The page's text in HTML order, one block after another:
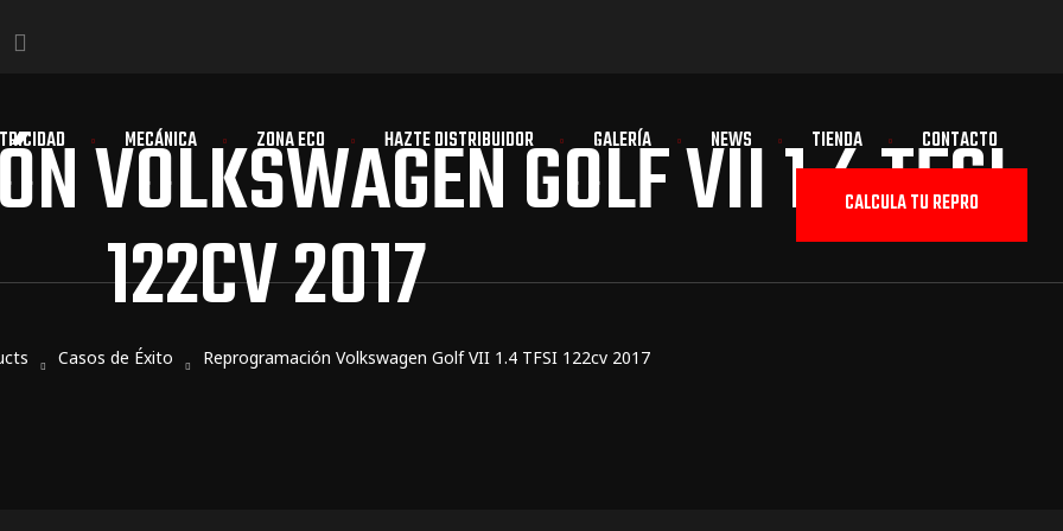
MECÁNICA ZONA ECO HAZTE DISTRIBUIDOR GALERÍA NEWS TIENDA CONTACTO
CALCULA TU REPRO
VOLKSWAGEN GOLF VII 1.4 TFSI
122CV 2017
Casos de Éxito Reprogramación Volkswagen Golf VII 1.4 TFSI 122cv 2017